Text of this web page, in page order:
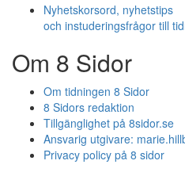
Nyhetskorsord, nyhetstips
och instuderingsfrågor till
Om 8 Sidor
Om tidningen 8 Sidor
8 Sidors redaktion
Tillgänglighet på 8sidor.se
Ansvarig utgivare:
Privacy policy på 8 sidor